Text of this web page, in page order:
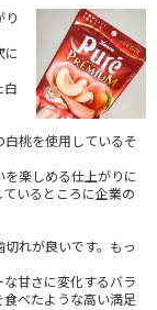
り
に
白
桃を使用しているそ
楽しめる仕上がりに
いるところに企業の
れが良いです。もっ
甘さに変化するバラ
べたような高い満足